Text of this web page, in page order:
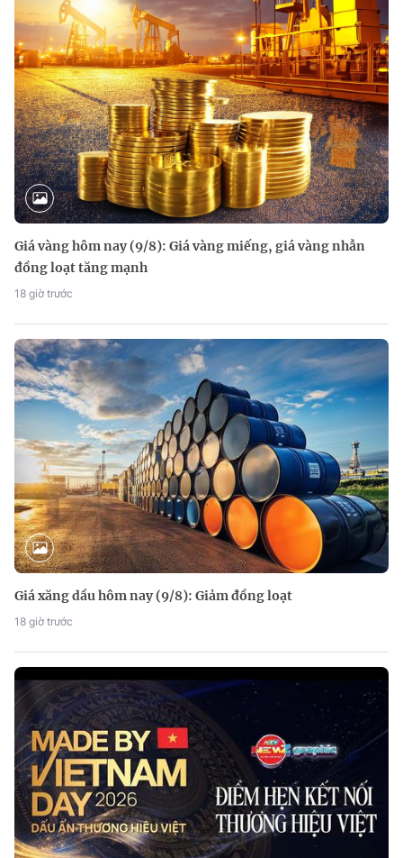
Giá vàng hôm nay (9/8): Giá vàng miếng, giá vàng nhẫn
đồng loạt tăng mạnh
18 giờ trước
Giá xăng dầu hôm nay (9/8): Giảm đồng loạt
18 giờ trước